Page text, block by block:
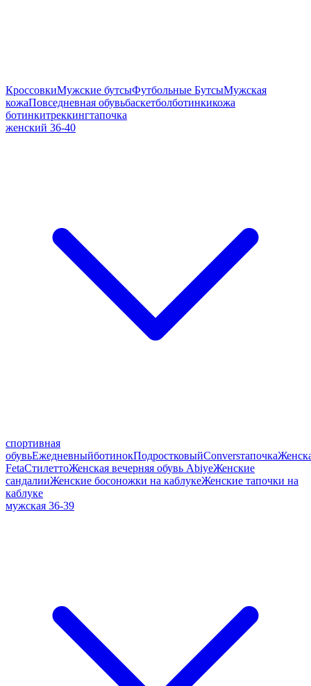
КроссовкиМужские бутсыФутбольные БутсыМужская
кожаПовседневная обувьбаскетболботинкикожа
ботинкитреккингтапочка
женский 36-40
спортивная
обувьЕжедневныйботинокПодростковыйConversтапочка
FetaСтилеттоЖенская вечерняя обувь AbiyeЖенские
сандалииЖенские босоножки на каблукеЖенские тапочки на
каблуке
мужская 36-39